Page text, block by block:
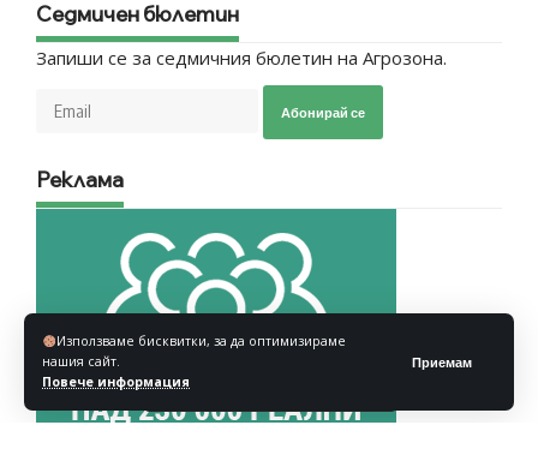
Използваме бисквитки, за да оптимизираме
нашия сайт.
Повече информация
Приемам
Седмичен бюлетин
Запиши се за седмичния бюлетин на Агрозона.
Абонирай се
Реклама